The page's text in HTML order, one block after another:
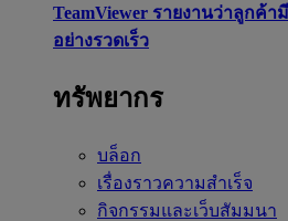
TeamViewer รายงานว่าลูกค้
อย่างรวดเร็ว
ทรัพยากร
บล็อก
เรื่องราวความสำเร็จ
กิจกรรมและเว็บสัมมนา